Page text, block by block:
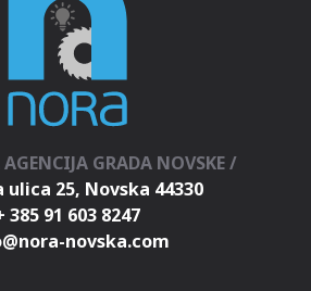
GRADA NOVSKE /
ulica 25, Novska 44330
385 91 603 8247